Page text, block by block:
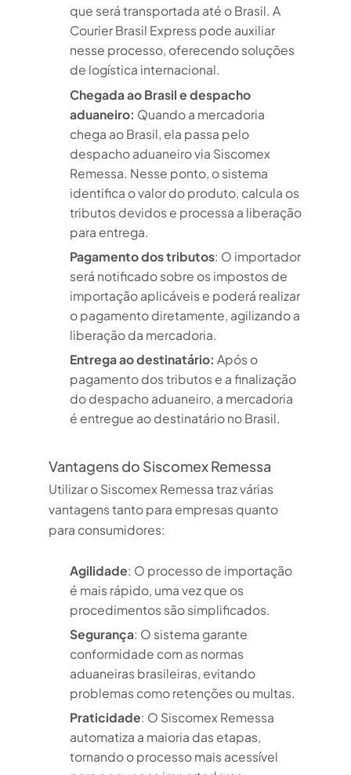
que será transportada até o Brasil. A
Courier Brasil Express pode auxiliar
nesse processo, oferecendo soluções
de logística internacional.
Chegada ao Brasil e despacho
aduaneiro: Quando a mercadoria
chega ao Brasil, ela passa pelo
despacho aduaneiro via Siscomex
Remessa. Nesse ponto, o sistema
identifica o valor do produto, calcula os
tributos devidos e processa a liberação
para entrega.
Pagamento dos tributos: O importador
será notificado sobre os impostos de
importação aplicáveis e poderá realizar
o pagamento diretamente, agilizando a
liberação da mercadoria.
Entrega ao destinatário: Após o
pagamento dos tributos e a finalização
do despacho aduaneiro, a mercadoria
é entregue ao destinatário no Brasil.
Vantagens do Siscomex Remessa
Utilizar o Siscomex Remessa traz várias
vantagens tanto para empresas quanto
para consumidores:
Agilidade: O processo de importação
é mais rápido, uma vez que os
procedimentos são simplificados.
Segurança: O sistema garante
conformidade com as normas
aduaneiras brasileiras, evitando
problemas como retenções ou multas.
Praticidade: O Siscomex Remessa
automatiza a maioria das etapas,
tornando o processo mais acessível